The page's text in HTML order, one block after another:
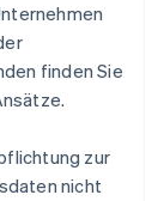
finden Sie
zur
nicht